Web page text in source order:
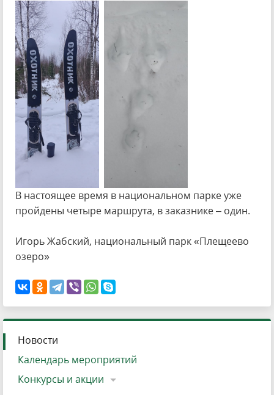
В настоящее время в национальном парке уже
пройдены четыре маршрута, в заказнике – один.
Игорь Жабский, национальный парк «Плещеево
озеро»
Новости
Календарь мероприятий
Конкурсы и акции